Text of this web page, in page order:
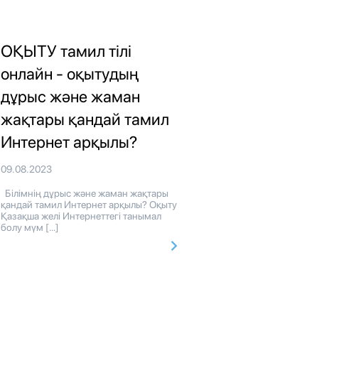
ОҚЫТУ тамил тілі
онлайн - оқытудың
дұрыс және жаман
жақтары қандай тамил
Интернет арқылы?
09.08.2023
Білімнің дұрыс және жаман жақтары
қандай тамил Интернет арқылы? Оқыту
Қазақша желі Интернеттегі танымал
болу мүм […]